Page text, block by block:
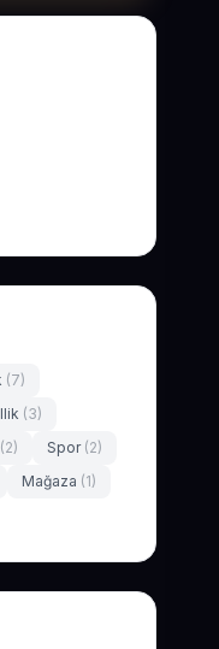
(7)
(3)
(2) Spor (2)
Mağaza (1)